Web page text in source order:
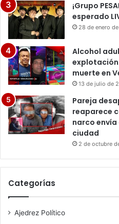
¡Grupo
esperado
28 de enero
Alcohol
muerte en
13 de julio de
Pareja
reaparece
narco
ciudad
2 de octubre
Categorías
Ajedrez Político